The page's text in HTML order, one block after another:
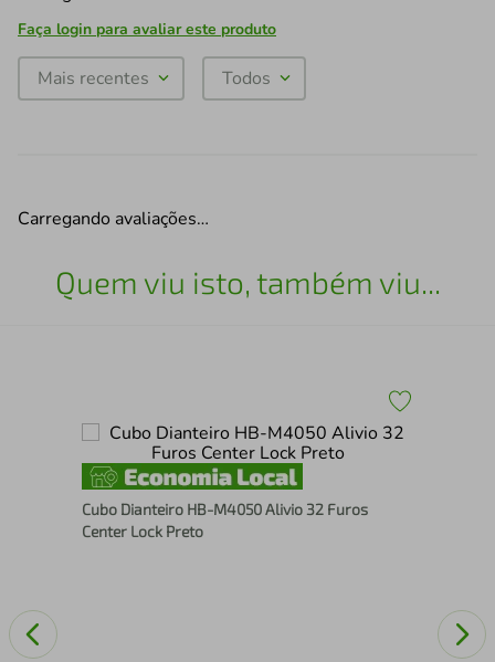
Faça login para avaliar este produto
Mais recentes Todos
Carregando avaliações…
Quem viu isto, também viu...
Cubo Dianteiro HB-M4050 Alivio 32 Furos
Center Lock Preto